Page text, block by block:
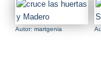
Autor: martgenia